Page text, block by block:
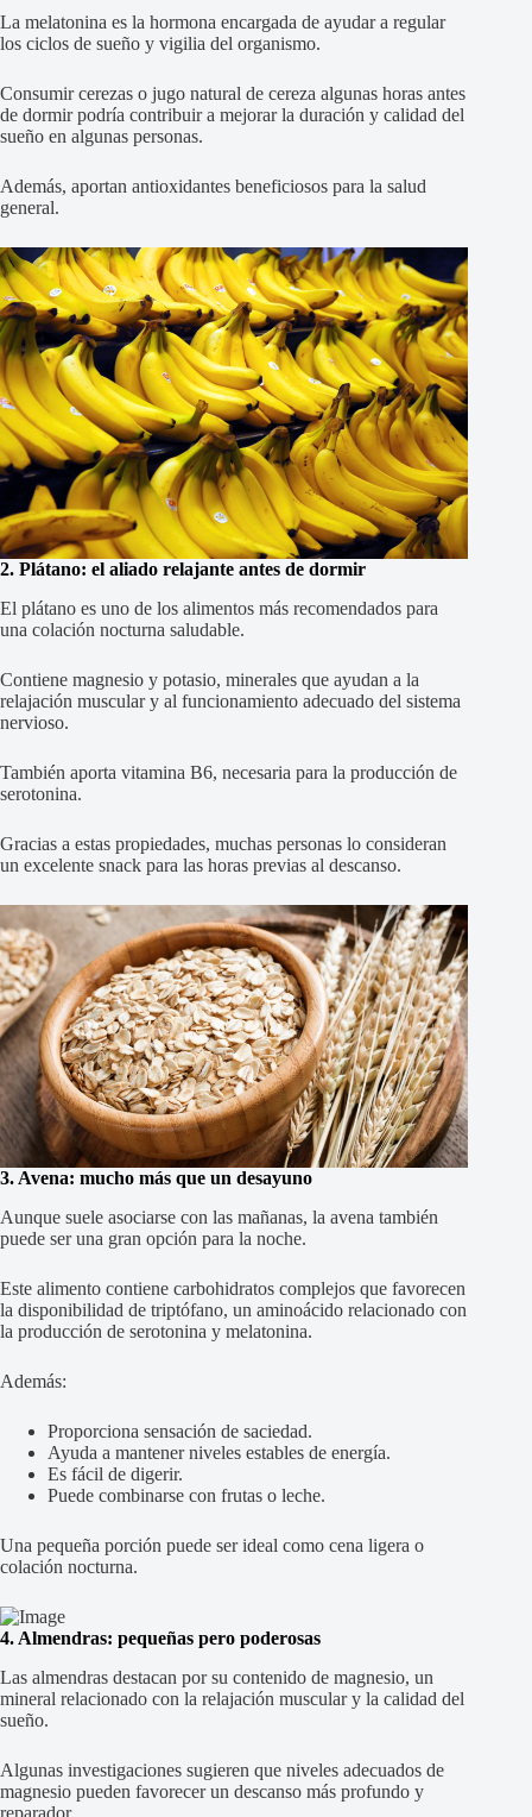
La melatonina es la hormona encargada de ayudar a regular
los ciclos de sueño y vigilia del organismo.
Consumir cerezas o jugo natural de cereza algunas horas antes
de dormir podría contribuir a mejorar la duración y calidad del
sueño en algunas personas.
Además, aportan antioxidantes beneficiosos para la salud
general.
2. Plátano: el aliado relajante antes de dormir
El plátano es uno de los alimentos más recomendados para
una colación nocturna saludable.
Contiene magnesio y potasio, minerales que ayudan a la
relajación muscular y al funcionamiento adecuado del sistema
nervioso.
También aporta vitamina B6, necesaria para la producción de
serotonina.
Gracias a estas propiedades, muchas personas lo consideran
un excelente snack para las horas previas al descanso.
3. Avena: mucho más que un desayuno
Aunque suele asociarse con las mañanas, la avena también
puede ser una gran opción para la noche.
Este alimento contiene carbohidratos complejos que favorecen
la disponibilidad de triptófano, un aminoácido relacionado con
la producción de serotonina y melatonina.
Además:
Proporciona sensación de saciedad.
Ayuda a mantener niveles estables de energía.
Es fácil de digerir.
Puede combinarse con frutas o leche.
Una pequeña porción puede ser ideal como cena ligera o
colación nocturna.
4. Almendras: pequeñas pero poderosas
Las almendras destacan por su contenido de magnesio, un
mineral relacionado con la relajación muscular y la calidad del
sueño.
Algunas investigaciones sugieren que niveles adecuados de
magnesio pueden favorecer un descanso más profundo y
reparador.